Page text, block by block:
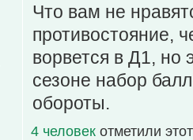
Что вам не
противостояние,
ворвется в Д1, но
сезоне набор
обороты.
4 человек отметили